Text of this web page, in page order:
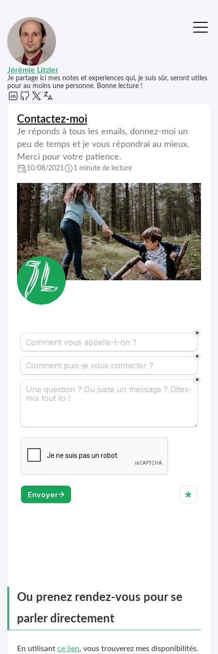
Jérémie Litzler
Je partage ici mes notes et experiences qui, je suis sûr, seront utiles
pour au moins une personne. Bonne lecture !
Contactez-moi
Je réponds à tous les emails, donnez-moi un
peu de temps et je vous répondrai au mieux.
Merci pour votre patience.
10/08/2021 1 minute de lecture
Ou prenez rendez-vous pour se
parler directement
En utilisant ce lien, vous trouverez mes disponibilités.